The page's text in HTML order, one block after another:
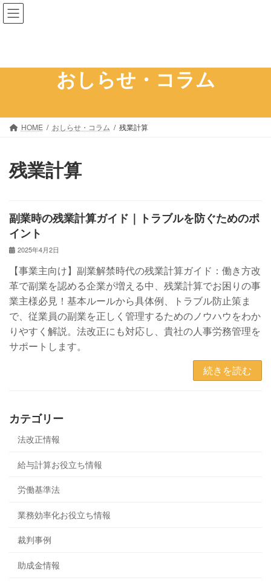
コ
ン
ツ
ナ
ビ
シ
おしらせ・コラム
HOME おしらせ・コラム 残業計算
残業計算
副業時の残業計算ガイド｜トラブルを防ぐためのポ
イント
2025年4月2日
【事業主向け】副業解禁時代の残業計算ガイド：働き方改
革で副業を認める企業が増える中、残業計算でお困りの事
業主様必見！基本ルールから具体例、トラブル防止策ま
で、従業員の副業を正しく管理するためのノウハウをわか
りやすく解説。法改正にも対応し、貴社の人事労務管理を
サポートします。
続きを読む
カテゴリー
法改正情報
給与計算お役立ち情報
労働基準法
業務効率化お役立ち情報
裁判事例
助成金情報